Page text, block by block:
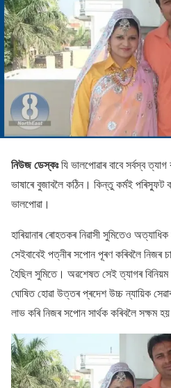
নিউজ ডেস্কঃযি ভালপোৱাৰ বাবে সৰ্বস্ব
ভাষাৰে বুজাবলৈ কঠিন। কিন্তু কৰ্মই পৰিস্ফুট
ভালপোৱা।
হাৰিয়ানাৰ ৰোহতকৰ নিৱাসী সুমিতেও
সেইবাবেই পত্নীৰ সপোন পূৰণ কৰিবলৈ নিজৰ
হৈছিল সুমিতে। অৱশেষত সেই ত্যাগৰ
ঘোষিত হোৱা উত্তৰ প্ৰদেশ উচ্চ ন্যায়িক
লাভ কৰি নিজৰ সপোন সাৰ্থক কৰিবলৈ সক্ষম